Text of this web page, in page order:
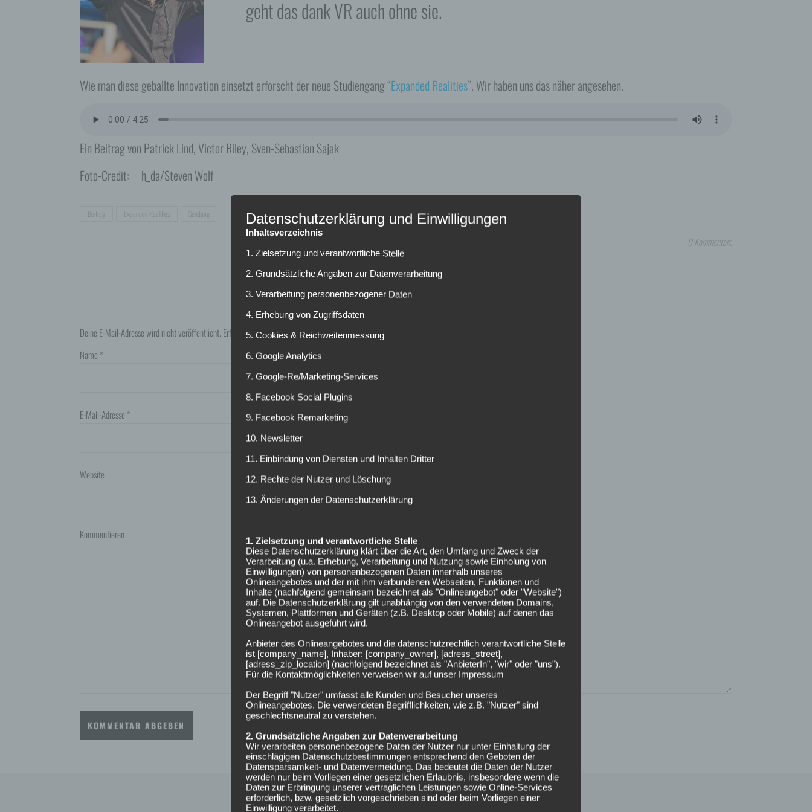
geht das dank VR auch ohne sie.
Wie man diese geballte Innovation einsetzt erforscht der neue Studiengang “Expanded Realities”. Wir haben uns das näher angesehen.
Ein Beitrag von Patrick Lind, Victor Riley, Sven-Sebastian Sajak
Foto-Credit: h_da/Steven Wolf
Beitrag Expanded Realities Sendung
0 Kommentare
EINE ANTWORT SCHREIBEN
Deine E-Mail-Adresse wird nicht veröffentlicht. Erforderliche Felder sind mit*markiert
Name *
E-Mail-Adresse *
Website
Kommentieren
Datenschutzerklärung und Einwilligungen
Inhaltsverzeichnis
1. Zielsetzung und verantwortliche Stelle
2. Grundsätzliche Angaben zur Datenverarbeitung
3. Verarbeitung personenbezogener Daten
4. Erhebung von Zugriffsdaten
5. Cookies & Reichweitenmessung
6. Google Analytics
7. Google-Re/Marketing-Services
8. Facebook Social Plugins
9. Facebook Remarketing
10. Newsletter
11. Einbindung von Diensten und Inhalten Dritter
12. Rechte der Nutzer und Löschung
13. Änderungen der Datenschutzerklärung
1. Zielsetzung und verantwortliche Stelle
Diese Datenschutzerklärung klärt über die Art, den Umfang und Zweck der
Verarbeitung (u.a. Erhebung, Verarbeitung und Nutzung sowie Einholung von
Einwilligungen) von personenbezogenen Daten innerhalb unseres
Onlineangebotes und der mit ihm verbundenen Webseiten, Funktionen und
Inhalte (nachfolgend gemeinsam bezeichnet als "Onlineangebot" oder "Website")
auf. Die Datenschutzerklärung gilt unabhängig von den verwendeten Domains,
Systemen, Plattformen und Geräten (z.B. Desktop oder Mobile) auf denen das
Onlineangebot ausgeführt wird.
Anbieter des Onlineangebotes und die datenschutzrechtlich verantwortliche Stelle
ist [company_name], Inhaber: [company_owner], [adress_street],
[adress_zip_location] (nachfolgend bezeichnet als "AnbieterIn", "wir" oder "uns").
Für die Kontaktmöglichkeiten verweisen wir auf unser Impressum
Der Begriff "Nutzer" umfasst alle Kunden und Besucher unseres
Onlineangebotes. Die verwendeten Begrifflichkeiten, wie z.B. "Nutzer" sind
geschlechtsneutral zu verstehen.
2. Grundsätzliche Angaben zur Datenverarbeitung
Wir verarbeiten personenbezogene Daten der Nutzer nur unter Einhaltung der
einschlägigen Datenschutzbestimmungen entsprechend den Geboten der
Datensparsamkeit- und Datenvermeidung. Das bedeutet die Daten der Nutzer
werden nur beim Vorliegen einer gesetzlichen Erlaubnis, insbesondere wenn die
Daten zur Erbringung unserer vertraglichen Leistungen sowie Online-Services
erforderlich, bzw. gesetzlich vorgeschrieben sind oder beim Vorliegen einer
Einwilligung verarbeitet.